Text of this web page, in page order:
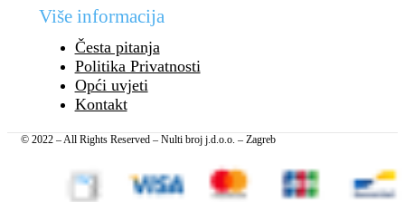
Više informacija
Česta pitanja
Politika Privatnosti
Opći uvjeti
Kontakt
© 2022 – All Rights Reserved – Nulti broj j.d.o.o. – Zagreb